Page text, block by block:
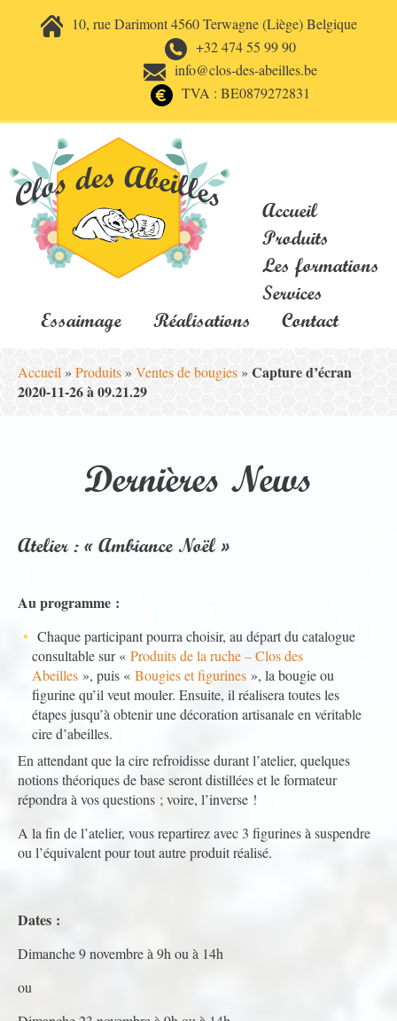
10, rue Darimont 4560 Terwagne (Liège) Belgique
+32 474 55 99 90
info@clos-des-abeilles.be
TVA : BE0879272831
Accueil
Produits
Les formations
Services
Essaimage
Réalisations Contact
Accueil » Produits» Ventes de bougies»Capture d’écran
2020-11-26 à 09.21.29
Dernières News
Atelier : « Ambiance Noël »
Au programme :
Chaque participant pourra choisir, au départ du catalogue
consultable sur « Produits de la ruche – Clos des
Abeilles », puis « Bougies et figurines », la bougie ou
figurine qu’il veut mouler. Ensuite, il réalisera toutes les
étapes jusqu’à obtenir une décoration artisanale en véritable
cire d’abeilles.
En attendant que la cire refroidisse durant l’atelier, quelques
notions théoriques de base seront distillées et le formateur
répondra à vos questions ; voire, l’inverse !
A la fin de l’atelier, vous repartirez avec 3 figurines à suspendre
ou l’équivalent pour tout autre produit réalisé.
Dates :
Dimanche 9 novembre à 9h ou à 14h
ou